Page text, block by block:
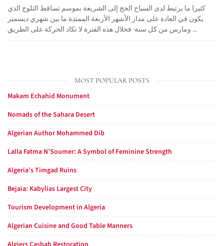
كثيرا ما يرتبط لدى السياح الحج إلى الشريعة بموسم تساقط الثلوج الذي
يكون في العادة على مدار الأشهر الأربعة الممتدة ما بين شهري ديسمبر
ومارس من كل سنة· فخلال هذه الفترة لا تكاد الحركة على الطريق ...
MOST POPULAR POSTS
Makam Echahid Monument
Nomads of the Sahara Desert
Algerian Author Mohammed Dib
Lalla Fatma N’Soumer: A Symbol of Feminine Strength
Algeria’s Timgad Ruins
Bejaia: Kabylias Largest City
Tourism Development in Algeria
Algerian Cuisine and Good Table Manners